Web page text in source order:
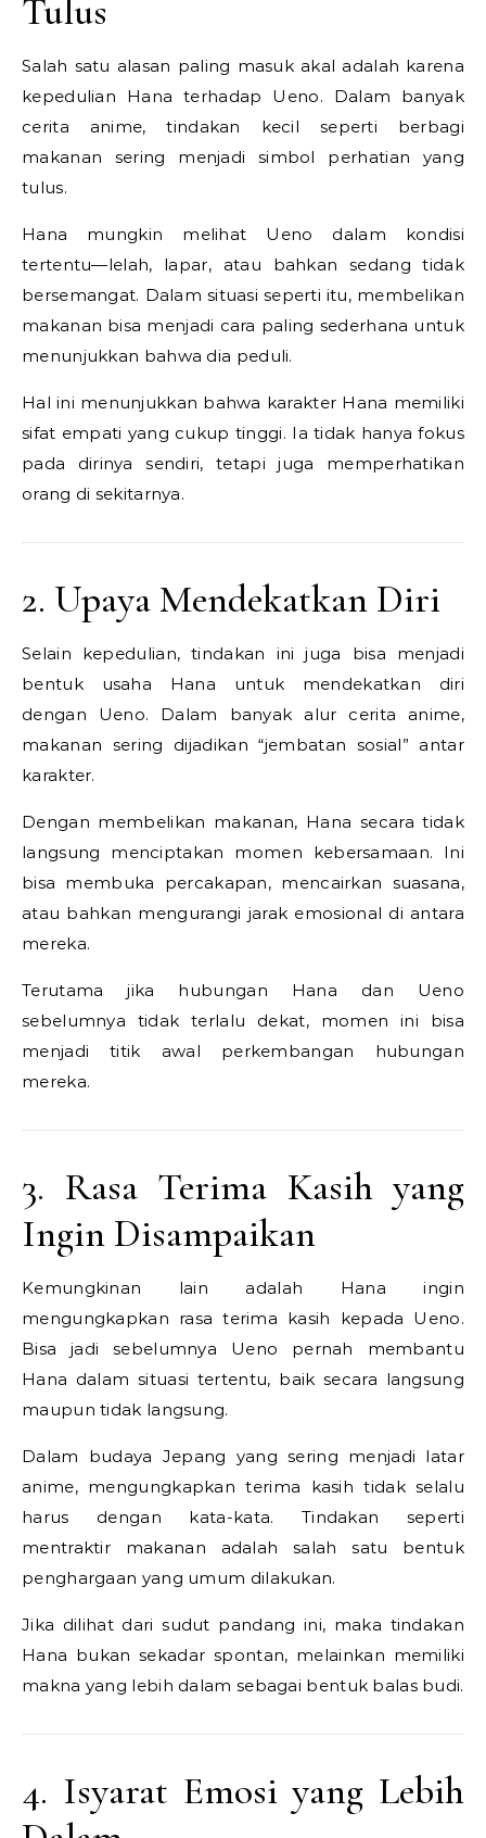
Tulus
Salah satu alasan paling masuk akal adalah karena
kepedulian Hana terhadap Ueno. Dalam banyak
cerita anime, tindakan kecil seperti berbagi
makanan sering menjadi simbol perhatian yang
tulus.
Hana mungkin melihat Ueno dalam kondisi
tertentu—lelah, lapar, atau bahkan sedang tidak
bersemangat. Dalam situasi seperti itu, membelikan
makanan bisa menjadi cara paling sederhana untuk
menunjukkan bahwa dia peduli.
Hal ini menunjukkan bahwa karakter Hana memiliki
sifat empati yang cukup tinggi. Ia tidak hanya fokus
pada dirinya sendiri, tetapi juga memperhatikan
orang di sekitarnya.
2. Upaya Mendekatkan Diri
Selain kepedulian, tindakan ini juga bisa menjadi
bentuk usaha Hana untuk mendekatkan diri
dengan Ueno. Dalam banyak alur cerita anime,
makanan sering dijadikan “jembatan sosial” antar
karakter.
Dengan membelikan makanan, Hana secara tidak
langsung menciptakan momen kebersamaan. Ini
bisa membuka percakapan, mencairkan suasana,
atau bahkan mengurangi jarak emosional di antara
mereka.
Terutama jika hubungan Hana dan Ueno
sebelumnya tidak terlalu dekat, momen ini bisa
menjadi titik awal perkembangan hubungan
mereka.
3. Rasa Terima Kasih yang
Ingin Disampaikan
Kemungkinan lain adalah Hana ingin
mengungkapkan rasa terima kasih kepada Ueno.
Bisa jadi sebelumnya Ueno pernah membantu
Hana dalam situasi tertentu, baik secara langsung
maupun tidak langsung.
Dalam budaya Jepang yang sering menjadi latar
anime, mengungkapkan terima kasih tidak selalu
harus dengan kata-kata. Tindakan seperti
mentraktir makanan adalah salah satu bentuk
penghargaan yang umum dilakukan.
Jika dilihat dari sudut pandang ini, maka tindakan
Hana bukan sekadar spontan, melainkan memiliki
makna yang lebih dalam sebagai bentuk balas budi.
4. Isyarat Emosi yang Lebih